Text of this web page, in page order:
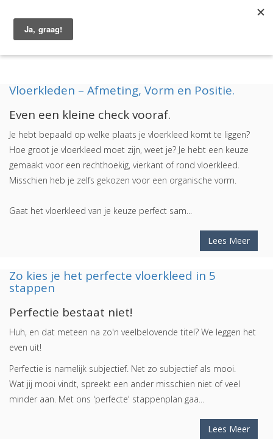
Vloerkleden – Afmeting, Vorm en Positie.
Even een kleine check vooraf.
Je hebt bepaald op welke plaats je vloerkleed komt te liggen?
Hoe groot je vloerkleed moet zijn, weet je? Je hebt een keuze
gemaakt voor een rechthoekig, vierkant of rond vloerkleed.
Misschien heb je zelfs gekozen voor een organische vorm.
Gaat het vloerkleed van je keuze perfect sam...
Lees Meer
Zo kies je het perfecte vloerkleed in 5
stappen
Perfectie bestaat niet!
Huh, en dat meteen na zo'n veelbelovende titel? We leggen het
even uit!
Perfectie is namelijk subjectief. Net zo subjectief als mooi.
Wat jij mooi vindt, spreekt een ander misschien niet of veel
minder aan. Met ons 'perfecte' stappenplan gaa...
Lees Meer